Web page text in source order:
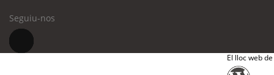
Seguiu-nos
El lloc web